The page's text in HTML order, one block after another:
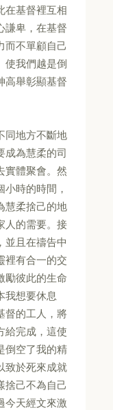
在基督裡互相
謙卑，在基督
而不單顧自己
使我們越是倒
高舉彰顯基督
同地方不斷地
成為慧柔的司
實體聚會。然
時的時間，
慧柔捨己的地
人的需要。接
並且在禱告中
裡有合一的交
勵彼此的生命
我想要休息
督的工人，將
給完成，這使
倒空了我的精
致於死來成就
捨己不為自己
今天經文來激